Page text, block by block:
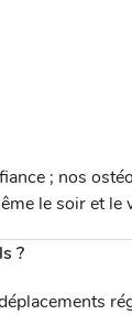
; nos
le soir et le
?